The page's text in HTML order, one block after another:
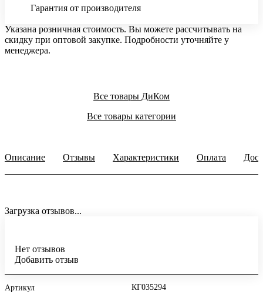
Гарантия от производителя
Указана розничная стоимость. Вы можете рассчитывать на
скидку при оптовой закупке. Подробности уточняйте у
менеджера.
Все товары ДиКом
Все товары категории
Описание Отзывы Характеристики Оплата
Загрузка отзывов...
Нет отзывов
Добавить отзыв
Артикул КГ035294